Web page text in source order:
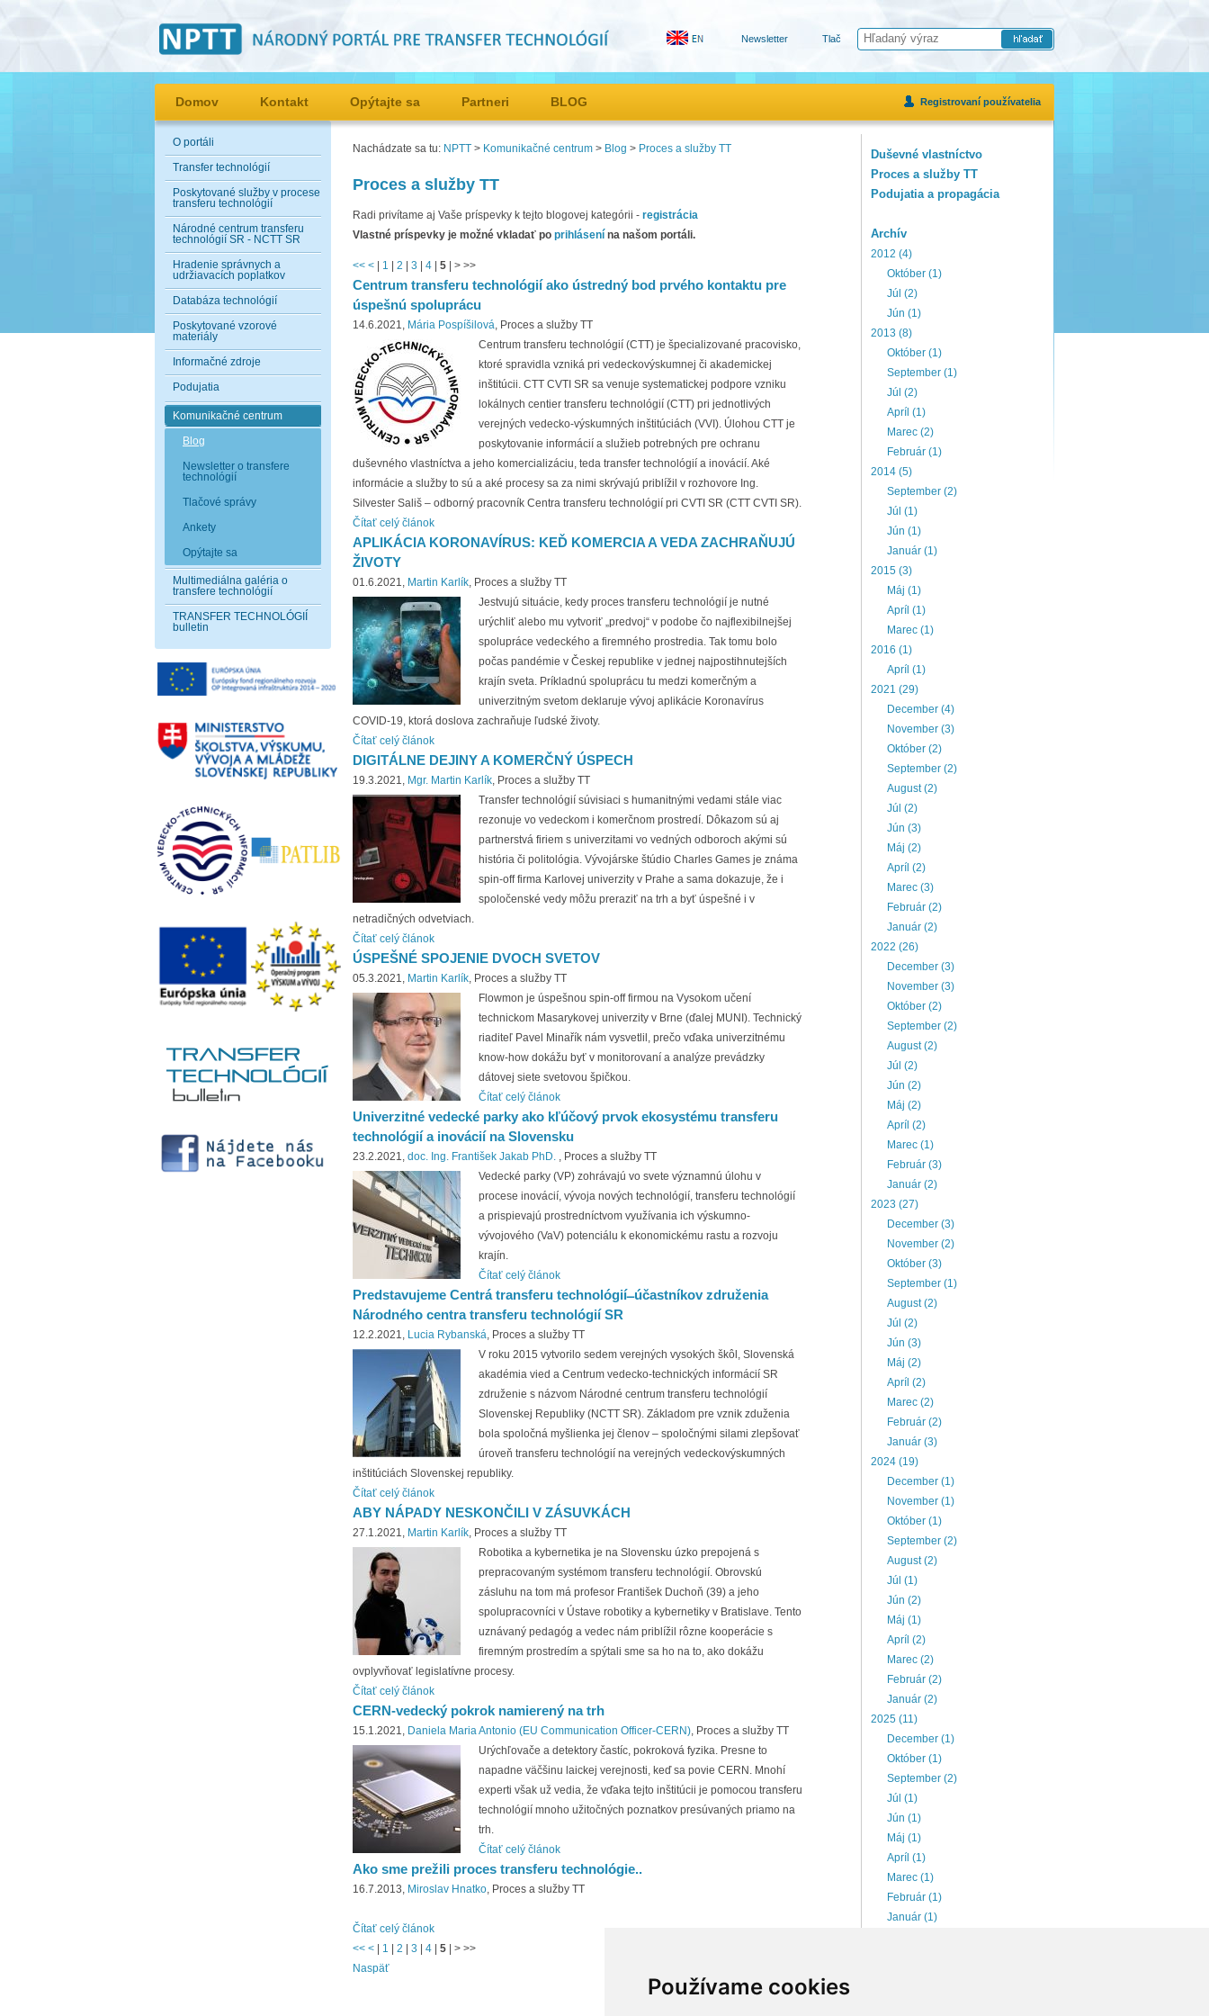
Používame cookies
Newsletter Tlač
Domov Kontakt Opýtajte sa Partneri BLOG Registrovaní používatelia
O portáli
Transfer technológií
Poskytované služby v procese
transferu technológií
Národné centrum transferu
technológií SR - NCTT SR
Hradenie správnych a
udržiavacích poplatkov
Databáza technológií
Poskytované vzorové
materiály
Informačné zdroje
Podujatia
Komunikačné centrum
Blog
Newsletter o transfere
technológií
Tlačové správy
Ankety
Opýtajte sa
Multimediálna galéria o
transfere technológií
TRANSFER TECHNOLÓGIÍ
bulletin
Nachádzate sa tu: NPTT > Komunikačné centrum > Blog > Proces a služby TT
Proces a služby TT
Radi privítame aj Vaše príspevky k tejto blogovej kategórii - registrácia
Vlastné príspevky je možné vkladať po prihlásení na našom portáli.
<< < 1 2 3 4 5 > >>
Centrum transferu technológií ako ústredný bod prvého kontaktu pre
úspešnú spoluprácu
14.6.2021, Mária Pospíšilová, Proces a služby TT
Centrum transferu technológií (CTT) je špecializované pracovisko,
ktoré spravidla vzniká pri vedeckovýskumnej či akademickej
inštitúcii. CTT CVTI SR sa venuje systematickej podpore vzniku
lokálnych centier transferu technológií (CTT) pri jednotlivých
verejných vedecko-výskumných inštitúciách (VVI). Úlohou CTT je
poskytovanie informácií a služieb potrebných pre ochranu
duševného vlastníctva a jeho komercializáciu, teda transfer technológií a inovácií. Aké
informácie a služby to sú a aké procesy sa za nimi skrývajú priblížil v rozhovore Ing.
Silvester Sališ – odborný pracovník Centra transferu technológií pri CVTI SR (CTT CVTI SR).
Čítať celý článok
APLIKÁCIA KORONAVÍRUS: KEĎ KOMERCIA A VEDA ZACHRAŇUJÚ
ŽIVOTY
01.6.2021, Martin Karlík, Proces a služby TT
Jestvujú situácie, kedy proces transferu technológií je nutné
urýchliť alebo mu vytvoriť „predvoj“ v podobe čo najflexibilnejšej
spolupráce vedeckého a firemného prostredia. Tak tomu bolo
počas pandémie v Českej republike v jednej najpostihnutejších
krajín sveta. Príkladnú spoluprácu tu medzi komerčným a
univerzitným svetom deklaruje vývoj aplikácie Koronavírus
COVID-19, ktorá doslova zachraňuje ľudské životy.
Čítať celý článok
DIGITÁLNE DEJINY A KOMERČNÝ ÚSPECH
19.3.2021, Mgr. Martin Karlík, Proces a služby TT
Transfer technológií súvisiaci s humanitnými vedami stále viac
rezonuje vo vedeckom i komerčnom prostredí. Dôkazom sú aj
partnerstvá firiem s univerzitami vo vedných odboroch akými sú
história či politológia. Vývojárske štúdio Charles Games je známa
spin-off firma Karlovej univerzity v Prahe a sama dokazuje, že i
spoločenské vedy môžu preraziť na trh a byť úspešné i v
netradičných odvetviach.
Čítať celý článok
ÚSPEŠNÉ SPOJENIE DVOCH SVETOV
05.3.2021, Martin Karlík, Proces a služby TT
Flowmon je úspešnou spin-off firmou na Vysokom učení
technickom Masarykovej univerzity v Brne (ďalej MUNI). Technický
riaditeľ Pavel Minařík nám vysvetlil, prečo vďaka univerzitnému
know-how dokážu byť v monitorovaní a analýze prevádzky
dátovej siete svetovou špičkou.
Čítať celý článok
Univerzitné vedecké parky ako kľúčový prvok ekosystému transferu
technológií a inovácií na Slovensku
23.2.2021, doc. Ing. František Jakab PhD. , Proces a služby TT
Vedecké parky (VP) zohrávajú vo svete významnú úlohu v
procese inovácií, vývoja nových technológií, transferu technológií
a prispievajú prostredníctvom využívania ich výskumno-
vývojového (VaV) potenciálu k ekonomickému rastu a rozvoju
krajín.
Čítať celý článok
Predstavujeme Centrá transferu technológií ̶ účastníkov združenia
Národného centra transferu technológií SR
12.2.2021, Lucia Rybanská, Proces a služby TT
V roku 2015 vytvorilo sedem verejných vysokých škôl, Slovenská
akadémia vied a Centrum vedecko-technických informácií SR
združenie s názvom Národné centrum transferu technológií
Slovenskej Republiky (NCTT SR). Základom pre vznik zduženia
bola spoločná myšlienka jej členov – spoločnými silami zlepšovať
úroveň transferu technológií na verejných vedeckovýskumných
inštitúciách Slovenskej republiky.
Čítať celý článok
ABY NÁPADY NESKONČILI V ZÁSUVKÁCH
27.1.2021, Martin Karlík, Proces a služby TT
Robotika a kybernetika je na Slovensku úzko prepojená s
prepracovaným systémom transferu technológií. Obrovskú
zásluhu na tom má profesor František Duchoň (39) a jeho
spolupracovníci v Ústave robotiky a kybernetiky v Bratislave. Tento
uznávaný pedagóg a vedec nám priblížil rôzne kooperácie s
firemným prostredím a spýtali sme sa ho na to, ako dokážu
ovplyvňovať legislatívne procesy.
Čítať celý článok
CERN-vedecký pokrok namierený na trh
15.1.2021, Daniela Maria Antonio (EU Communication Officer-CERN), Proces a služby TT
Urýchľovače a detektory častíc, pokroková fyzika. Presne to
napadne väčšinu laickej verejnosti, keď sa povie CERN. Mnohí
experti však už vedia, že vďaka tejto inštitúcii je pomocou transferu
technológií mnoho užitočných poznatkov presúvaných priamo na
trh.
Čítať celý článok
Ako sme prežili proces transferu technológie..
16.7.2013, Miroslav Hnatko, Proces a služby TT
Čítať celý článok
<< < 1 2 3 4 5 > >>
Naspäť
Duševné vlastníctvo
Proces a služby TT
Podujatia a propagácia
Archív
2012 (4)
Október (1)
Júl (2)
Jún (1)
2013 (8)
Október (1)
September (1)
Júl (2)
Apríl (1)
Marec (2)
Február (1)
2014 (5)
September (2)
Júl (1)
Jún (1)
Január (1)
2015 (3)
Máj (1)
Apríl (1)
Marec (1)
2016 (1)
Apríl (1)
2021 (29)
December (4)
November (3)
Október (2)
September (2)
August (2)
Júl (2)
Jún (3)
Máj (2)
Apríl (2)
Marec (3)
Február (2)
Január (2)
2022 (26)
December (3)
November (3)
Október (2)
September (2)
August (2)
Júl (2)
Jún (2)
Máj (2)
Apríl (2)
Marec (1)
Február (3)
Január (2)
2023 (27)
December (3)
November (2)
Október (3)
September (1)
August (2)
Júl (2)
Jún (3)
Máj (2)
Apríl (2)
Marec (2)
Február (2)
Január (3)
2024 (19)
December (1)
November (1)
Október (1)
September (2)
August (2)
Júl (1)
Jún (2)
Máj (1)
Apríl (2)
Marec (2)
Február (2)
Január (2)
2025 (11)
December (1)
Október (1)
September (2)
Júl (1)
Jún (1)
Máj (1)
Apríl (1)
Marec (1)
Február (1)
Január (1)